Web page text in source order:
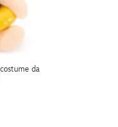
da